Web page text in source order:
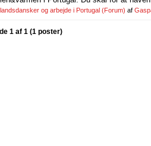
og arbejde i Portugal (Forum) af
1 af 1 (1 poster)